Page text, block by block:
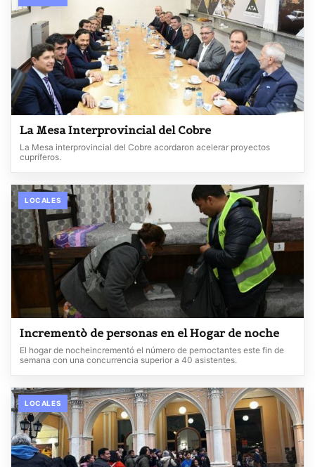
La Mesa Interprovincial del Cobre
La Mesa interprovincial del Cobre acordaron acelerar proyectos
cupríferos.
LOCALES
Incrementò de personas en el Hogar de noche
El hogar de nocheincrementó el número de pernoctantes este fin de
semana con una concurrencia superior a 40 asistentes.
LOCALES